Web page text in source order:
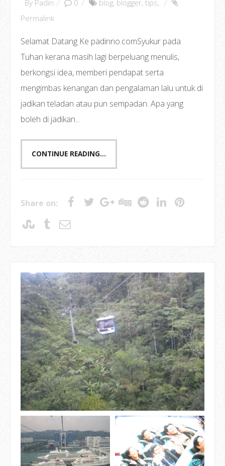
By Padin 0 blog, blogger, tips,
Permalink
Selamat Datang Ke padinno.comSyukur pada
Tuhan kerana masih lagi berpeluang menulis,
berkongsi idea, memberi pendapat serta
mengimbas kenangan dan pengalaman lalu untuk di
jadikan teladan atau pun sempadan. Apa yang
boleh di jadikan...
CONTINUE READING...
Share on: